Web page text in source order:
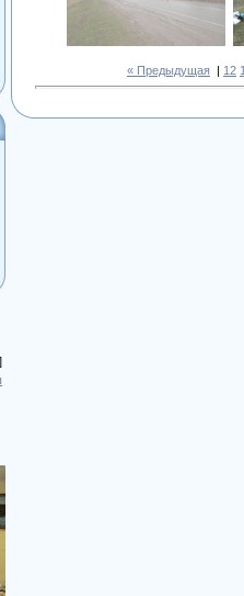
]
« Предыдущая | 12